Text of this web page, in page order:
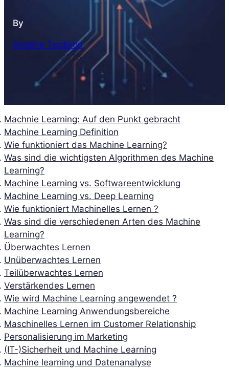
By
Antoine Tardivon
20 Februar 2026
Machnie Learning: Auf den Punkt gebracht
Machine Learning Definition
Wie funktioniert das Machine Learning?
Was sind die wichtigsten Algorithmen des Machine
Learning?
Machine Learning vs. Softwareentwicklung
Machine Learning vs. Deep Learning
Wie funktioniert Machinelles Lernen ?
Was sind die verschiedenen Arten des Machine
Learning?
Überwachtes Lernen
Unüberwachtes Lernen
Teilüberwachtes Lernen
Verstärkendes Lernen
Wie wird Machine Learning angewendet ?
Machine Learning Anwendungsbereiche
Maschinelles Lernen im Customer Relationship
Personalisierung im Marketing
(IT-)Sicherheit und Machine Learning
Machine learning und Datenanalyse